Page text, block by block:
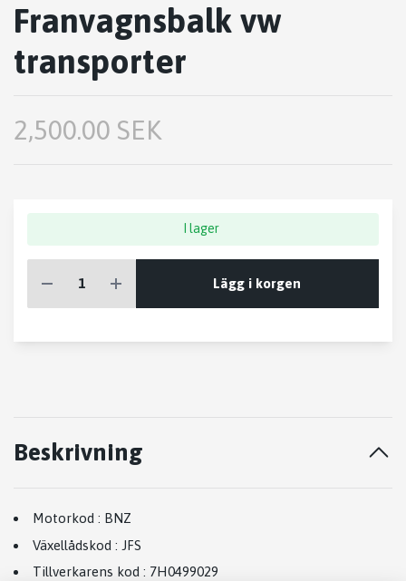
Franvagnsbalk vw
transporter
2,500.00 SEK
I lager
Lägg i korgen
Beskrivning
Motorkod : BNZ
Växellådskod : JFS
Tillverkarens kod : 7H0499029